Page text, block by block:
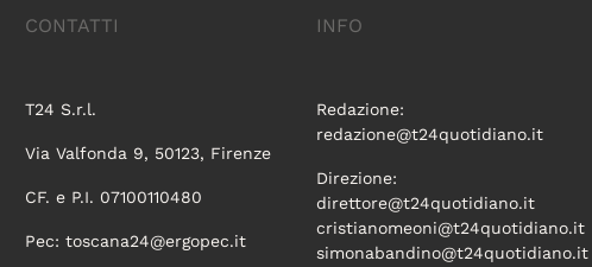
CONTATTI
T24 S.r.l.
Via Valfonda 9, 50123, Firenze
CF. e P.I. 07100110480
Pec: toscana24@ergopec.it
INFO
Redazione:
redazione@t24quotidiano.it
Direzione:
direttore@t24quotidiano.it
cristianomeoni@t24quotidiano.it
simonabandino@t24quotidiano.it